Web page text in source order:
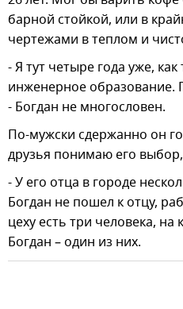
барной стойкой, или в
чертежами в теплом и
- Я тут четыре года уже,
инженерное образование.
- Богдан не многословен.
По-мужски сдержанно он
друзья понимаю его
- У его отца в городе
Богдан не пошел к отцу,
цеху есть три человека, на
Богдан – один из них.